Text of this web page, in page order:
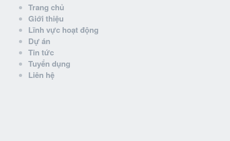
Trang chủ
Giới thiệu
Lĩnh vực hoạt động
Dự án
Tin tức
Tuyển dụng
Liên hệ